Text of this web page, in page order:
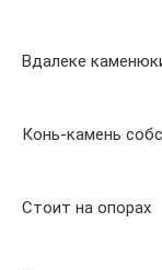
Вдалеке
Конь-камень
Стоит на опорах